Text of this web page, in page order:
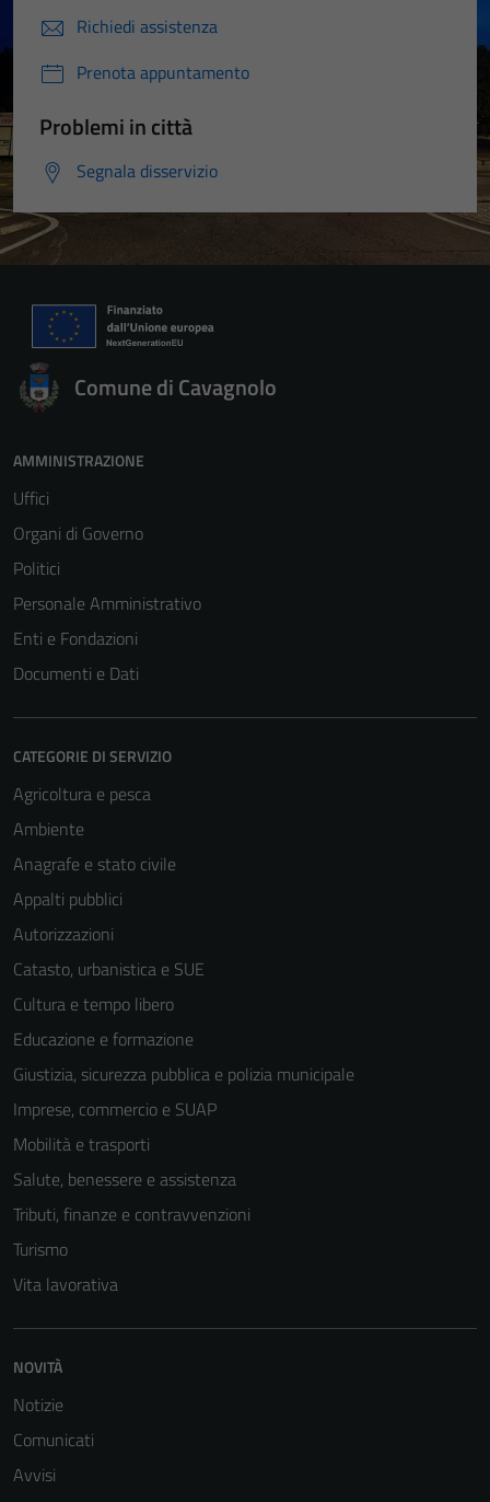
Richiedi assistenza
Prenota appuntamento
Problemi in città
Segnala disservizio
Comune di Cavagnolo
AMMINISTRAZIONE
Uffici
Organi di Governo
Politici
Personale Amministrativo
Enti e Fondazioni
Documenti e Dati
CATEGORIE DI SERVIZIO
Agricoltura e pesca
Ambiente
Anagrafe e stato civile
Appalti pubblici
Autorizzazioni
Catasto, urbanistica e SUE
Cultura e tempo libero
Educazione e formazione
Giustizia, sicurezza pubblica e polizia municipale
Imprese, commercio e SUAP
Mobilità e trasporti
Salute, benessere e assistenza
Tributi, finanze e contravvenzioni
Turismo
Vita lavorativa
NOVITÀ
Notizie
Comunicati
Avvisi